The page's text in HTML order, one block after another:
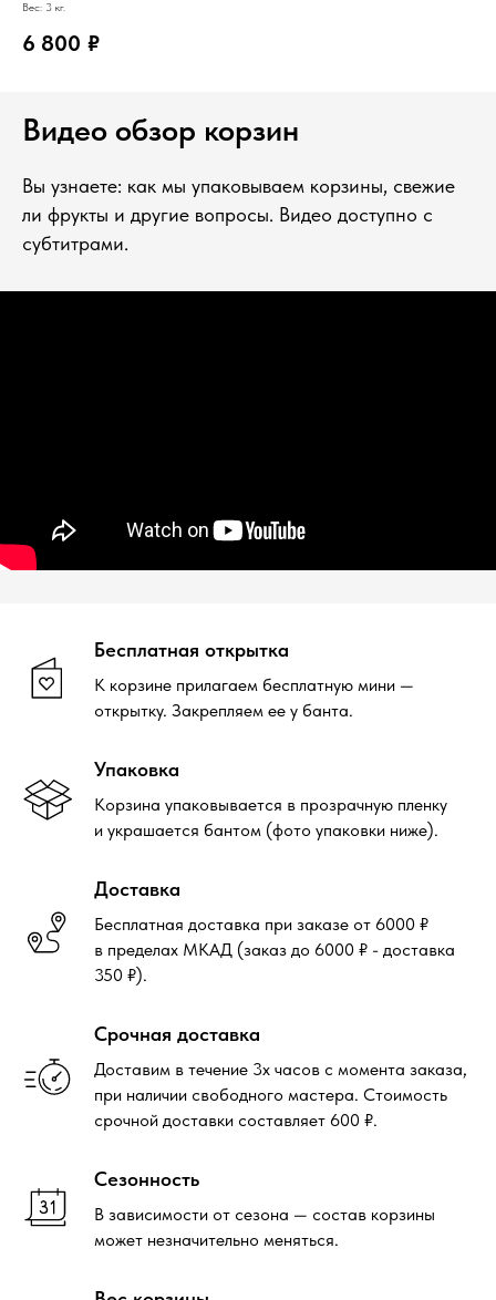
Вес: 3 кг.
6 800 ₽
Видео обзор корзин
Вы узнаете: как мы упаковываем корзины, свежие
ли фрукты и другие вопросы. Видео доступно с
субтитрами.
Бесплатная открытка
К корзине прилагаем бесплатную мини —
открытку. Закрепляем ее у банта.
Упаковка
Корзина упаковывается в прозрачную пленку
и украшается бантом (фото упаковки ниже).
Доставка
Бесплатная доставка при заказе от 6000 ₽
в пределах МКАД (заказ до 6000 ₽ - доставка
350 ₽).
Срочная доставка
Доставим в течение 3х часов с момента заказа,
при наличии свободного мастера. Стоимость
срочной доставки составляет 600 ₽.
Сезонность
В зависимости от сезона — состав корзины
может незначительно меняться.